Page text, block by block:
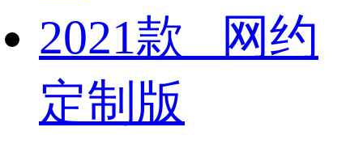
2021款 网约
定制版